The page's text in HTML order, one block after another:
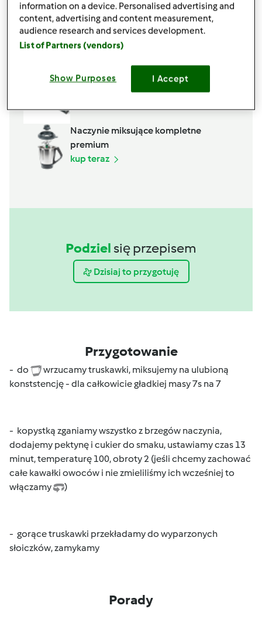
Akcesoria, których potrzebujesz
Kopystka
Naczynie miksujące kompletne
premium
kup teraz
Podziel się przepisem
Dzisiaj to przygotuję
Przygotowanie
- do
wrzucamy truskawki, miksujemy na ulubioną
konststencję - dla całkowicie gładkiej masy 7s na 7
- kopystką zganiamy wszystko z brzegów naczynia,
dodajemy pektynę i cukier do smaku, ustawiamy czas 13
minut, temperaturę 100, obroty 2 (jeśli chcemy zachować
całe kawałki owoców i nie zmieliliśmy ich wcześniej to
włączamy
)
- gorące truskawki przekładamy do wyparzonych
słoiczków, zamykamy
Porady
information on a device. Personalised advertising and
content, advertising and content measurement,
audience research and services development.
List of Partners (vendors)
Show Purposes I Accept